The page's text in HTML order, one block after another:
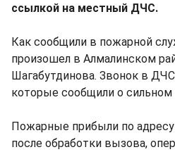
ссылкой на местный ДЧС.
Как сообщили в пожарной
произошел в Алмалинском
Шагабутдинова. Звонок в
которые сообщили о сильном
Пожарные прибыли по
после обработки вызова,